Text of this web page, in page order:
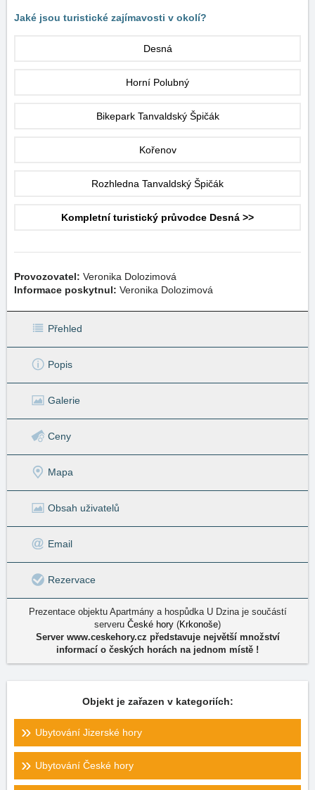
Jaké jsou turistické zajímavosti v okolí?
Desná
Horní Polubný
Bikepark Tanvaldský Špičák
Kořenov
Rozhledna Tanvaldský Špičák
Kompletní turistický průvodce Desná >>
Provozovatel: Veronika Dolozimová
Informace poskytnul: Veronika Dolozimová
Přehled
Popis
Galerie
Ceny
Mapa
Obsah uživatelů
Email
Rezervace
Prezentace objektu Apartmány a hospůdka U Dzina je součástí
serveru České hory (Krkonoše)
Server www.ceskehory.cz představuje největší množství
informací o českých horách na jednom místě !
Objekt je zařazen v kategoriích:
Ubytování Jizerské hory
Ubytování České hory